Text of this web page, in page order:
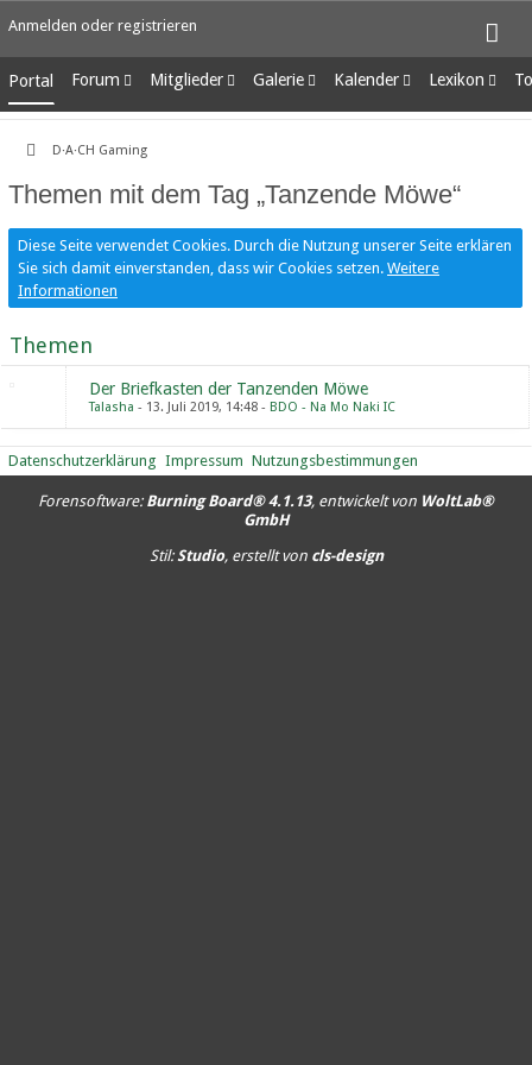
Anmelden oder registrieren
Portal Forum
Unerledigte Themen
Mitglieder
Letzte Aktivitäten
Mitgliedersuche
Galerie
Alben
Kalender
Wochenansicht
Lexikon
Ungelesene
D·A·CH Gaming
Themen mit dem Tag „Tanzende Möwe“
Diese Seite verwendet Cookies. Durch die Nutzung unserer Seite erklären
Sie sich damit einverstanden, dass wir Cookies setzen. Weitere
Informationen
Themen
Der Briefkasten der Tanzenden Möwe
Talasha 13. Juli 2019, 14:48 BDO - Na Mo Naki IC
Datenschutzerklärung Impressum Nutzungsbestimmungen
Forensoftware: Burning Board® 4.1.13, entwickelt von WoltLab®
GmbH
Stil:Studio, erstellt von cls-design